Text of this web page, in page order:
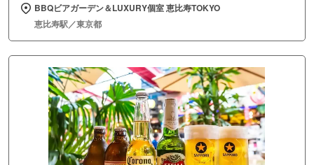
BBQビアガーデン＆LUXURY個室 恵比寿TOKYO
恵比寿駅／東京都